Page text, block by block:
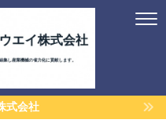
式会社